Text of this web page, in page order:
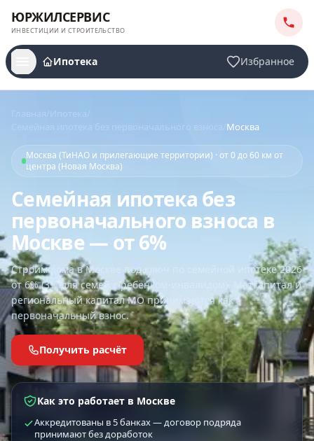
ЮРЖИЛСЕРВИС
ИНВЕСТИЦИИ И СТРОИТЕЛЬСТВО
Ипотека Избранное
Ипотека
Семейная ипотека без первоначального взноса
Москва
Москва (ТиНАО и прилегающие территории) · от 0 до 60 км от
центра (Новая Москва)
Семейная ипотека без
первоначального взноса в
Москве — от 6%
Строим домав Москве
под ключ по семейной ипотеке 2026
от 6% (3% для семей с ребёнком-инвалидом). Маткапитал и
региональный капитал МО принимаются как
первоначальный взнос.
Получить расчёт
Как это работает в Москве
Аккредитованы в 5 банках — договор подряда
принимают без доработок